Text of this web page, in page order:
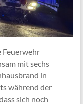
Feuerwehr
mit sechs
in
während der
sich noch